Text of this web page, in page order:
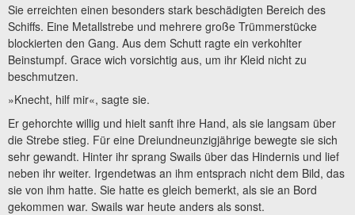
Sie erreichten einen besonders stark beschädigten Bereich des
Schiffs. Eine Metallstrebe und mehrere große Trümmerstücke
blockierten den Gang. Aus dem Schutt ragte ein verkohlter
Beinstumpf. Grace wich vorsichtig aus, um ihr Kleid nicht zu
beschmutzen.
»Knecht, hilf mir«, sagte sie.
Er gehorchte willig und hielt sanft ihre Hand, als sie langsam über
die Strebe stieg. Für eine Dreiundneunzigjährige bewegte sie sich
sehr gewandt. Hinter ihr sprang Swails über das Hindernis und lief
neben ihr weiter. Irgendetwas an ihm entsprach nicht dem Bild, das
sie von ihm hatte. Sie hatte es gleich bemerkt, als sie an Bord
gekommen war. Swails war heute anders als sonst.